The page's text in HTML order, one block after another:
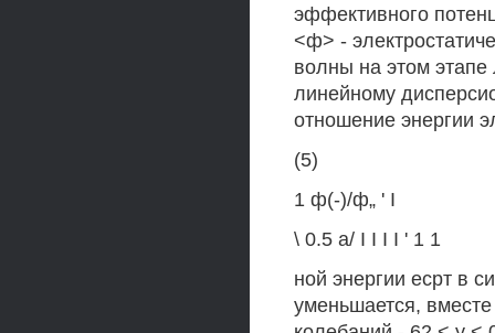
эффективного
<ф> -
волны на этом
линейному
отношение энергии
(5)
1 ф(-)/ф„ ' I
\ 0.5 а/ I I I I ' 1 1
ной энергии есрт в
уменьшается,